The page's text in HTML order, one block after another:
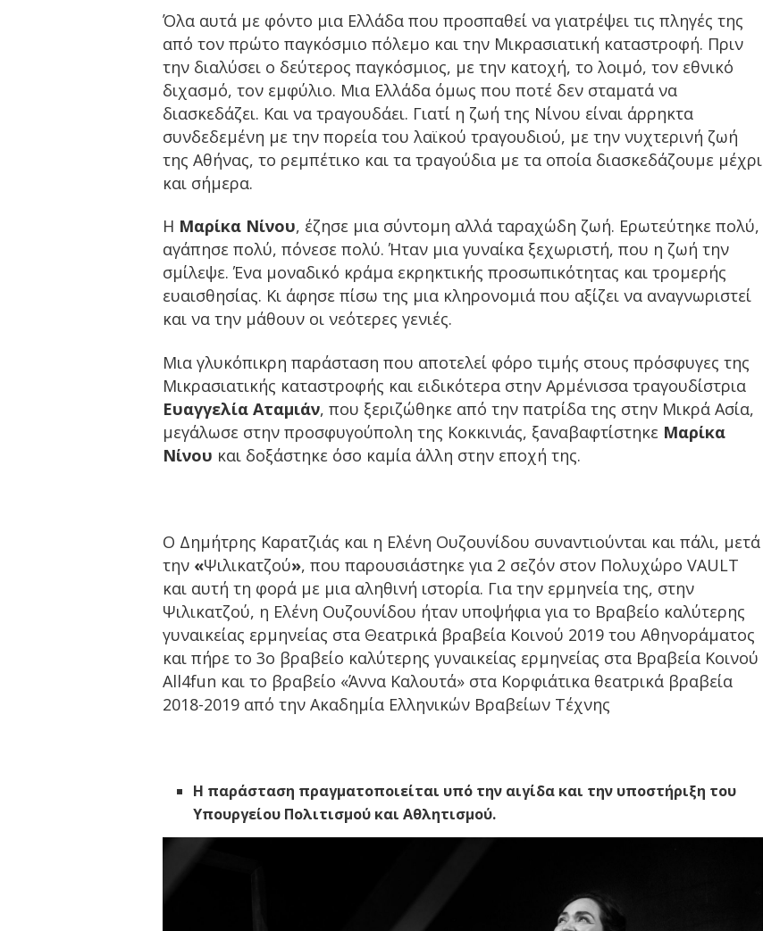
Όλα αυτά με φόντο μια Ελλάδα που προσπαθεί να γιατρέψει τις πληγές της
από τον πρώτο παγκόσμιο πόλεμο και την Μικρασιατική καταστροφή. Πριν
την διαλύσει ο δεύτερος παγκόσμιος, με την κατοχή, το λοιμό, τον εθνικό
διχασμό, τον εμφύλιο. Μια Ελλάδα όμως που ποτέ δεν σταματά να
διασκεδάζει. Και να τραγουδάει. Γιατί η ζωή της Νίνου είναι άρρηκτα
συνδεδεμένη με την πορεία του λαϊκού τραγουδιού, με την νυχτερινή ζωή
της Αθήνας, το ρεμπέτικο και τα τραγούδια με τα οποία διασκεδάζουμε μέχρι
και σήμερα.
Η Μαρίκα Νίνου, έζησε μια σύντομη αλλά ταραχώδη ζωή. Ερωτεύτηκε πολύ,
αγάπησε πολύ, πόνεσε πολύ. Ήταν μια γυναίκα ξεχωριστή, που η ζωή την
σμίλεψε. Ένα μοναδικό κράμα εκρηκτικής προσωπικότητας και τρομερής
ευαισθησίας. Κι άφησε πίσω της μια κληρονομιά που αξίζει να αναγνωριστεί
και να την μάθουν οι νεότερες γενιές.
Μια γλυκόπικρη παράσταση που αποτελεί φόρο τιμής στους πρόσφυγες της
Μικρασιατικής καταστροφής και ειδικότερα στην Αρμένισσα τραγουδίστρια
Ευαγγελία Αταμιάν, που ξεριζώθηκε από την πατρίδα της στην Μικρά Ασία,
μεγάλωσε στην προσφυγούπολη της Κοκκινιάς, ξαναβαφτίστηκε Μαρίκα
Νίνου και δοξάστηκε όσο καμία άλλη στην εποχή της.
Ο Δημήτρης Καρατζιάς και η Ελένη Ουζουνίδου συναντιούνται και πάλι, μετά
την «Ψιλικατζού», που παρουσιάστηκε για 2 σεζόν στον Πολυχώρο VAULT
και αυτή τη φορά με μια αληθινή ιστορία. Για την ερμηνεία της, στην
Ψιλικατζού, η Ελένη Ουζουνίδου ήταν υποψήφια για το Βραβείο καλύτερης
γυναικείας ερμηνείας στα Θεατρικά βραβεία Κοινού 2019 του Αθηνοράματος
και πήρε το 3ο βραβείο καλύτερης γυναικείας ερμηνείας στα Βραβεία Κοινού
All4fun και το βραβείο «Άννα Καλουτά» στα Κορφιάτικα θεατρικά βραβεία
2018-2019 από την Ακαδημία Ελληνικών Βραβείων Τέχνης
Η παράσταση πραγματοποιείται υπό την αιγίδα και την υποστήριξη του
Υπουργείου Πολιτισμού και Αθλητισμού.